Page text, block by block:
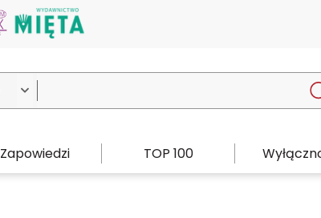

Zapowiedzi TOP 100